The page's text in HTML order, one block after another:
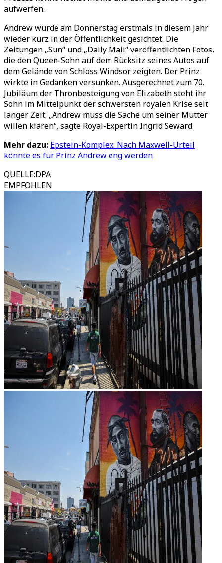
aufwerfen.
Andrew wurde am Donnerstag erstmals in diesem Jahr
wieder kurz in der Öffentlichkeit gesichtet. Die
Zeitungen „Sun“ und „Daily Mail“ veröffentlichten Fotos,
die den Queen-Sohn auf dem Rücksitz seines Autos auf
dem Gelände von Schloss Windsor zeigten. Der Prinz
wirkte in Gedanken versunken. Ausgerechnet zum 70.
Jubiläum der Thronbesteigung von Elizabeth steht ihr
Sohn im Mittelpunkt der schwersten royalen Krise seit
langer Zeit. „Andrew muss die Sache um seiner Mutter
willen klären“, sagte Royal-Expertin Ingrid Seward.
Mehr dazu: Epstein-Komplex: Nach Maxwell-Urteil
könnte es für Prinz Andrew eng werden
QUELLE:DPA
EMPFOHLEN